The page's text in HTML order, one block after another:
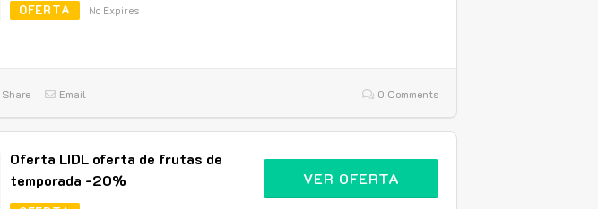
OFERTA No Expires
Share Email 0 Comments
Oferta LIDL oferta de frutas de
temporada -20%
VER OFERTA